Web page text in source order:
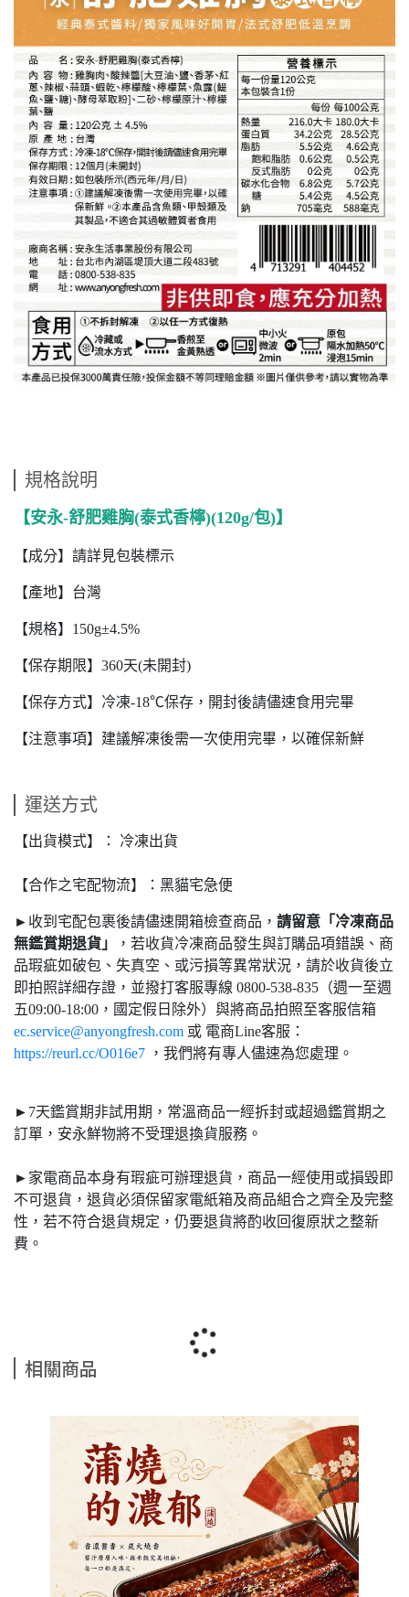
規格說明
【安永-舒肥雞胸(泰式香檸)(120g/包)】
【成分】請詳見包裝標示
【產地】台灣
【規格】150g±4.5%
【保存期限】360天(未開封)
【保存方式】冷凍-18℃保存，開封後請儘速食用完畢
【注意事項】建議解凍後需一次使用完畢，以確保新鮮
運送方式
【出貨模式】： 冷凍出貨
【合作之宅配物流】：黑貓宅急便
►收到宅配包裹後請儘速開箱檢查商品， 請留意「冷凍商品
無鑑賞期退貨」
，若收貨冷凍商品發生與訂購品項錯誤、商
品瑕疵如破包、失真空、或污損等異常狀況，請於收貨後立
即拍照詳細存證，並撥打客服專線 0800-538-835（週一至週
五09:00-18:00，國定假日除外）與將商品拍照至客服信箱
ec.service@anyongfresh.com 或 電商Line客服：
https://reurl.cc/O016e7 ，我們將有專人儘速為您處理。
►7天鑑賞期非試用期，常溫商品一經拆封或超過鑑賞期之
訂單，安永鮮物將不受理退換貨服務。
►家電商品本身有瑕疵可辦理退貨，商品一經使用或損毀即
不可退貨，退貨必須保留家電紙箱及商品組合之齊全及完整
性，若不符合退貨規定，仍要退貨將酌收回復原狀之整新
費。
相關商品